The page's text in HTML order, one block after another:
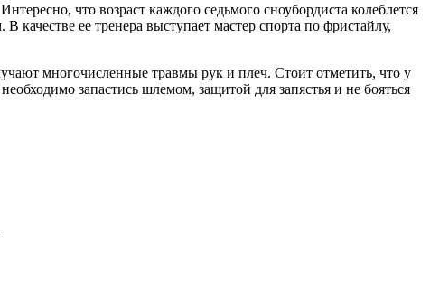
что возраст каждого седьмого сноубордиста колеблется
качестве ее тренера выступает мастер спорта по фристайлу,
многочисленные травмы рук и плеч. Стоит отметить, что у
запастись шлемом, защитой для запястья и не бояться